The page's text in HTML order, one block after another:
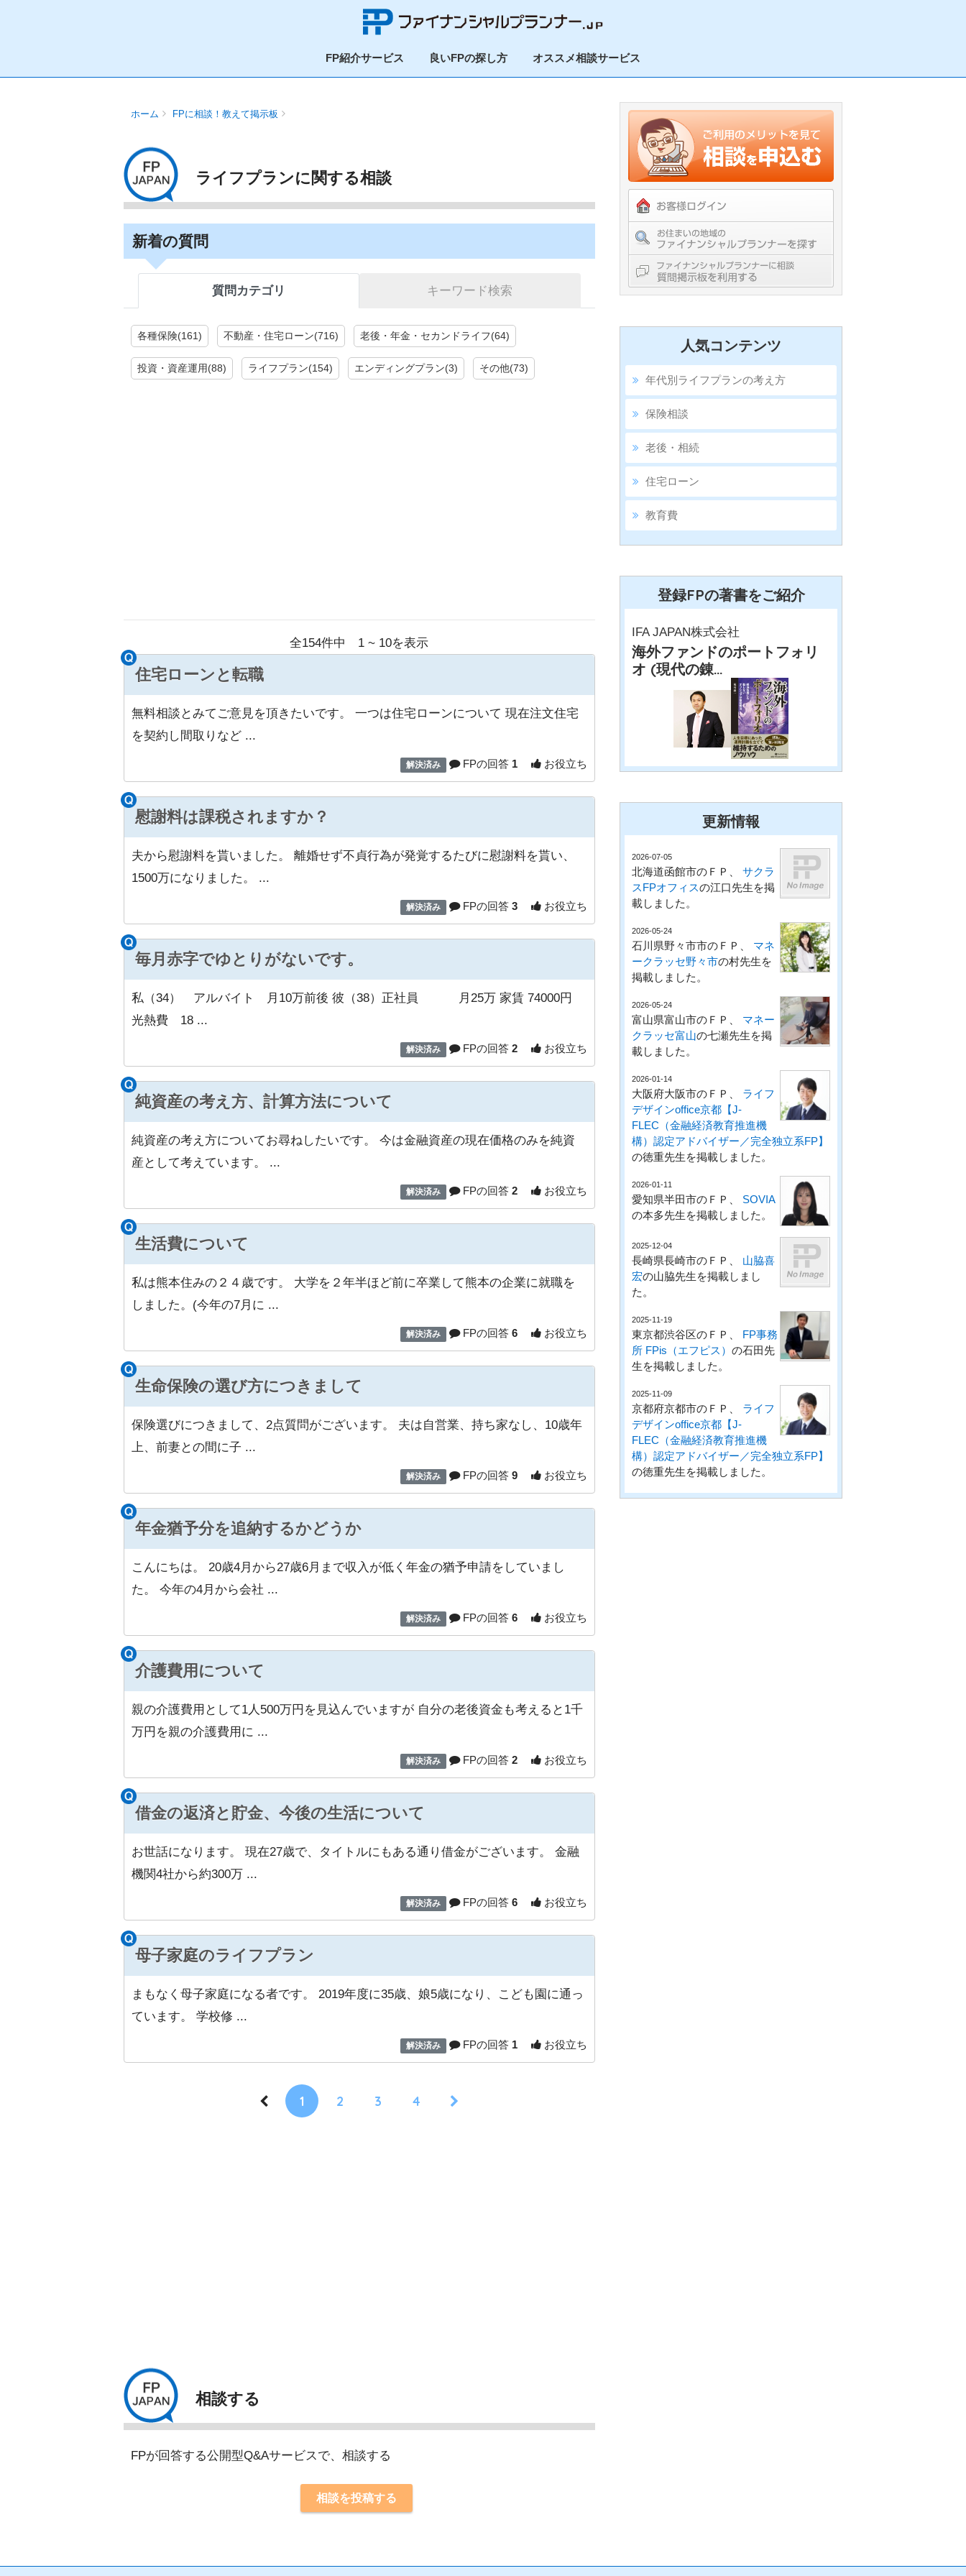
FP紹介サービス 良いFPの探し方 オススメ相談サービス
ホーム FPに相談！教えて掲示板
ライフプランに関する相談
新着の質問
質問カテゴリ キーワード検索
各種保険(161) 不動産・住宅ローン(716) 老後・年金・セカンドライフ(64)
投資・資産運用(88) ライフプラン(154) エンディングプラン(3) その他(73)
全154件中 1 ~ 10を表示
住宅ローンと転職
無料相談とみてご意見を頂きたいです。 一つは住宅ローンについて 現在注文住宅
を契約し間取りなど ...
解決済み FPの回答 1 お役立ち
慰謝料は課税されますか？
夫から慰謝料を貰いました。 離婚せず不貞行為が発覚するたびに慰謝料を貰い、
1500万になりました。 ...
解決済み FPの回答 3 お役立ち
毎月赤字でゆとりがないです。
私（34） アルバイト 月10万前後 彼（38）正社員 月25万 家賃 74000円
光熱費 18 ...
解決済み FPの回答 2 お役立ち
純資産の考え方、計算方法について
純資産の考え方についてお尋ねしたいです。 今は金融資産の現在価格のみを純資
産として考えています。 ...
解決済み FPの回答 2 お役立ち
生活費について
私は熊本住みの２４歳です。 大学を２年半ほど前に卒業して熊本の企業に就職を
しました。(今年の7月に ...
解決済み FPの回答 6 お役立ち
生命保険の選び方につきまして
保険選びにつきまして、2点質問がございます。 夫は自営業、持ち家なし、10歳年
上、前妻との間に子 ...
解決済み FPの回答 9 お役立ち
年金猶予分を追納するかどうか
こんにちは。 20歳4月から27歳6月まで収入が低く年金の猶予申請をしていまし
た。 今年の4月から会社 ...
解決済み FPの回答 6 お役立ち
介護費用について
親の介護費用として1人500万円を見込んでいますが 自分の老後資金も考えると1千
万円を親の介護費用に ...
解決済み FPの回答 2 お役立ち
借金の返済と貯金、今後の生活について
お世話になります。 現在27歳で、タイトルにもある通り借金がございます。 金融
機関4社から約300万 ...
解決済み FPの回答 6 お役立ち
母子家庭のライフプラン
まもなく母子家庭になる者です。 2019年度に35歳、娘5歳になり、こども園に通っ
ています。 学校修 ...
解決済み FPの回答 1 お役立ち
1 2 3 4
相談する
FPが回答する公開型Q&Aサービスで、相談する
相談を投稿する
人気コンテンツ
年代別ライフプランの考え方
保険相談
老後・相続
住宅ローン
教育費
登録FPの著書をご紹介
IFA JAPAN株式会社
海外ファンドのポートフォリ
オ (現代の錬…
更新情報
2026-07-05
北海道函館市のＦＰ、 サクラ
スFPオフィスの江口先生を掲
載しました。
2026-05-24
石川県野々市市のＦＰ、 マネ
ークラッセ野々市の村先生を
掲載しました。
2026-05-24
富山県富山市のＦＰ、 マネー
クラッセ富山の七瀬先生を掲
載しました。
2026-01-14
大阪府大阪市のＦＰ、 ライフ
デザインoffice京都【J-
FLEC（金融経済教育推進機
構）認定アドバイザー／完全独立系FP】
の徳重先生を掲載しました。
2026-01-11
愛知県半田市のＦＰ、 SOVIA
の本多先生を掲載しました。
2025-12-04
長崎県長崎市のＦＰ、 山脇喜
宏の山脇先生を掲載しまし
た。
2025-11-19
東京都渋谷区のＦＰ、 FP事務
所 FPis（エフピス） の石田先
生を掲載しました。
2025-11-09
京都府京都市のＦＰ、 ライフ
デザインoffice京都【J-
FLEC（金融経済教育推進機
構）認定アドバイザー／完全独立系FP】
の徳重先生を掲載しました。